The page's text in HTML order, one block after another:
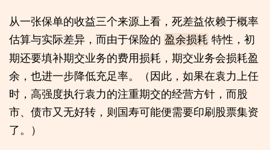
从一张保单的收益三个来源上看，死差益依赖于概率
估算与实际差异，而由于保险的 盈余损耗 特性，初
期还要填补期交业务的费用损耗，期交业务会损耗盈
余，也进一步降低充足率。（因此，如果在袁力上任
时，高强度执行袁力的注重期交的经营方针，而股
市、债市又无好转，则国寿可能便需要印刷股票集资
了。）